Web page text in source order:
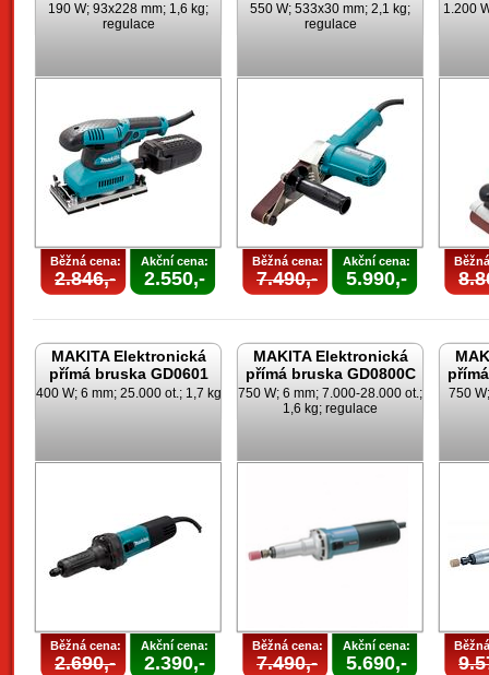
190 W; 93x228 mm; 1,6 kg;
regulace
Běžná cena:
2.846,-
Akční cena:
2.550,-
550 W; 533x30 mm; 2,1 kg;
regulace
Běžná cena:
7.490,-
Akční cena:
5.990,-
1.200
MAKITA Elektronická
přímá bruska GD0601
400 W; 6 mm; 25.000 ot.; 1,7 kg
Běžná cena:
2.690,-
Akční cena:
2.390,-
MAKITA Elektronická
přímá bruska GD0800C
750 W; 6 mm; 7.000-28.000 ot.;
1,6 kg; regulace
Běžná cena:
7.490,-
Akční cena:
5.690,-
750